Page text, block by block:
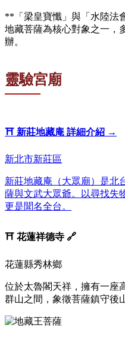
**「梁皇寶懺」與「水陸法
地藏菩薩為核心對象之一，
辦。
靈驗宮廟
⛩️ 新莊地藏庵 詳細介紹 →
新北市新莊區
新莊地藏庵（大眾廟）是北
薩與文武大眾爺。以尋找失
更是聞名全台。
⛩️ 花蓮祥德寺 🔗
花蓮縣秀林鄉
位於太魯閣天祥，擁有一座
群山之間，象徵菩薩鎮守後